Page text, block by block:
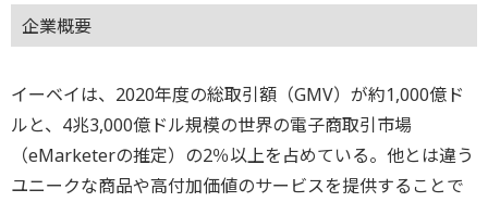
企業概要
イーベイは、2020年度の総取引額（GMV）が約1,000億ド
ルと、4兆3,000億ドル規模の世界の電子商取引市場
（eMarketerの推定）の2％以上を占めている。他とは違う
ユニークな商品や高付加価値のサービスを提供することで